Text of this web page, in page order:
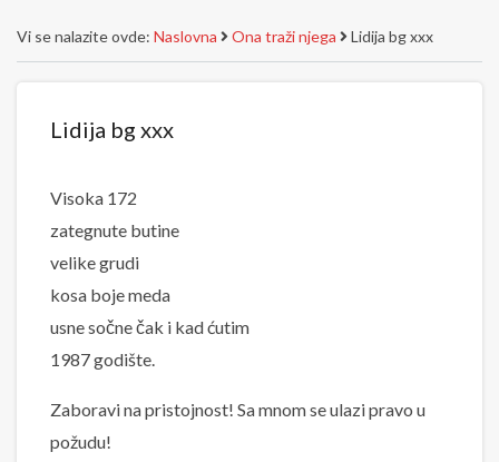
Vi se nalazite ovde: Naslovna Ona traži njega Lidija bg xxx
Lidija bg xxx
Visoka 172
zategnute butine
velike grudi
kosa boje meda
usne sočne čak i kad ćutim
1987 godište.
Zaboravi na pristojnost! Sa mnom se ulazi pravo u
požudu!